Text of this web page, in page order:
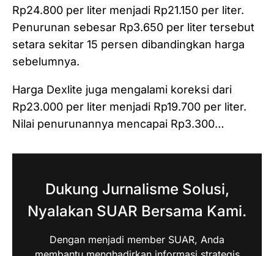
Rp24.800 per liter menjadi Rp21.150 per liter.
Penurunan sebesar Rp3.650 per liter tersebut
setara sekitar 15 persen dibandingkan harga
sebelumnya.
Harga Dexlite juga mengalami koreksi dari
Rp23.000 per liter menjadi Rp19.700 per liter.
Nilai penurunannya mencapai Rp3.300…
Dukung Jurnalisme Solusi,
Nyalakan SUAR Bersama Kami.
Dengan menjadi member SUAR, Anda